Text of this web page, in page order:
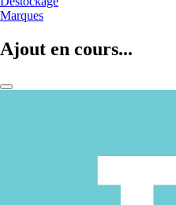
Marques
Ajout en cours...